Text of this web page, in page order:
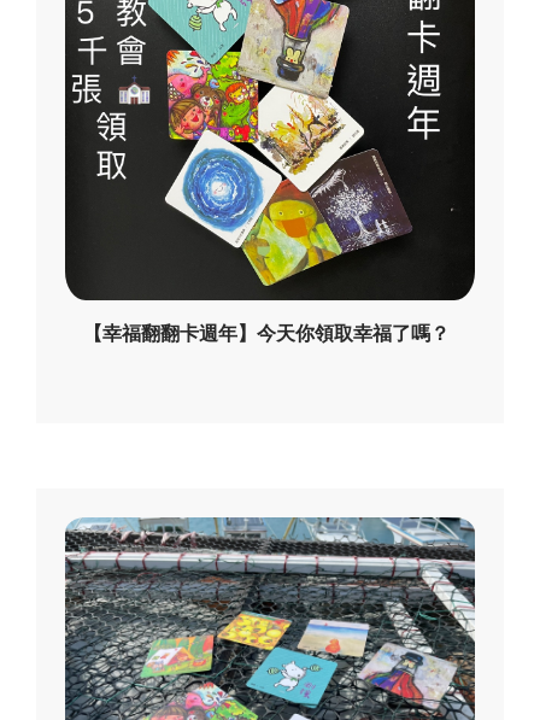
【幸福翻翻卡週年】今天你領取幸福了嗎？